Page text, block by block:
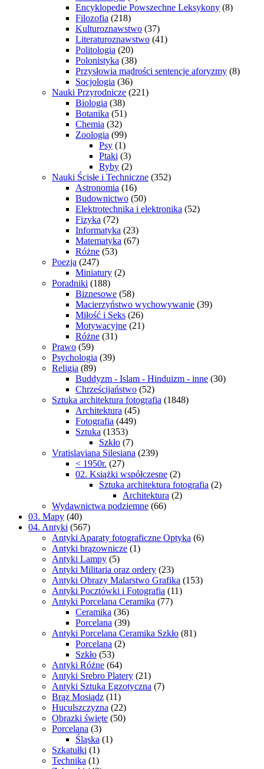
Encyklopedie Powszechne Leksykony (8)
Filozofia (218)
Kulturoznawstwo (37)
Literaturoznawstwo (41)
Politologia (20)
Polonistyka (38)
Przysłowia mądrości sentencje aforyzmy (8)
Socjologia (36)
Nauki Przyrodnicze (221)
Biologia (38)
Botanika (51)
Chemia (32)
Zoologia (99)
Psy (1)
Ptaki (3)
Ryby (2)
Nauki Ścisłe i Techniczne (352)
Astronomia (16)
Budownictwo (50)
Elektrotechnika i elektronika (52)
Fizyka (72)
Informatyka (23)
Matematyka (67)
Różne (53)
Poezja (247)
Miniatury (2)
Poradniki (188)
Biznesowe (58)
Macierzyństwo wychowywanie (39)
Miłość i Seks (26)
Motywacyjne (21)
Różne (31)
Prawo (59)
Psychologia (39)
Religia (89)
Buddyzm - Islam - Hinduizm - inne (30)
Chrześcijaństwo (52)
Sztuka architektura fotografia (1848)
Architektura (45)
Fotografia (449)
Sztuka (1353)
Szkło (7)
Vratislaviana Silesiana (239)
< 1950r. (27)
02. Książki współczesne (2)
Sztuka architektura fotografia (2)
Architektura (2)
Wydawnictwa podziemne (66)
03. Mapy (40)
04. Antyki (567)
Antyki Aparaty fotograficzne Optyka (6)
Antyki brązownicze (1)
Antyki Lampy (5)
Antyki Militaria oraz ordery (23)
Antyki Obrazy Malarstwo Grafika (153)
Antyki Pocztówki i Fotografia (11)
Antyki Porcelana Ceramika (77)
Ceramika (36)
Porcelana (39)
Antyki Porcelana Ceramika Szkło (81)
Porcelana (2)
Szkło (53)
Antyki Różne (64)
Antyki Srebro Platery (21)
Antyki Sztuka Egzotyczna (7)
Brąz Mosiądz (11)
Huculszczyzna (22)
Obrazki święte (50)
Porcelana (3)
Śląska (1)
Szkatułki (1)
Technika (1)